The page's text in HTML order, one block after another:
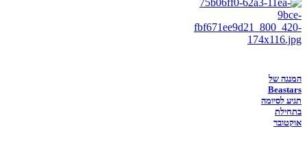
המנגה של
Beastars
תגיע לסיומה
בתחילת
אוקטובר